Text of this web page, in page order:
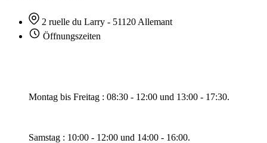
2 ruelle du Larry - 51120 Allemant
Öffnungszeiten
Montag bis Freitag : 08:30 - 12:00 und 13:00 - 17:30.
Samstag : 10:00 - 12:00 und 14:00 - 16:00.